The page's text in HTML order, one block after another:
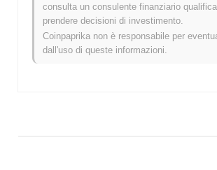
Neko No Gyanku è attualmente scambiato
suo ATH .
Come si sta comportando Neko No
consulta un consulente finanziario
prendere decisioni di investimento.
Coinpaprika non è responsabile per
dall'uso di queste informazioni.